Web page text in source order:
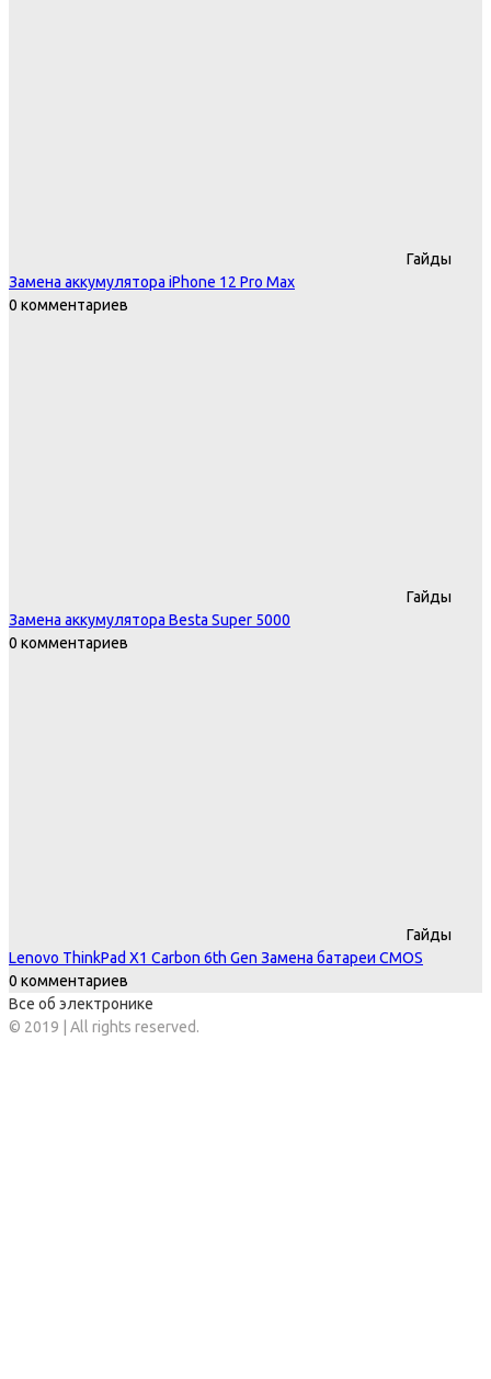
Гайды
Замена аккумулятора iPhone 12 Pro Max
0 комментариев
Гайды
Замена аккумулятора Besta Super 5000
0 комментариев
Гайды
Lenovo ThinkPad X1 Carbon 6th Gen Замена батареи CMOS
0 комментариев
Все об электронике
© 2019 | All rights reserved.